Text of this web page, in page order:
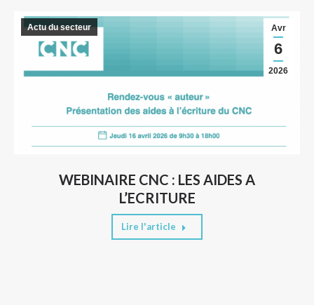
WEBINAIRE CNC : LES AIDES A
L’ECRITURE
Avr
6
2026
Actu du secteur
Lire l'article